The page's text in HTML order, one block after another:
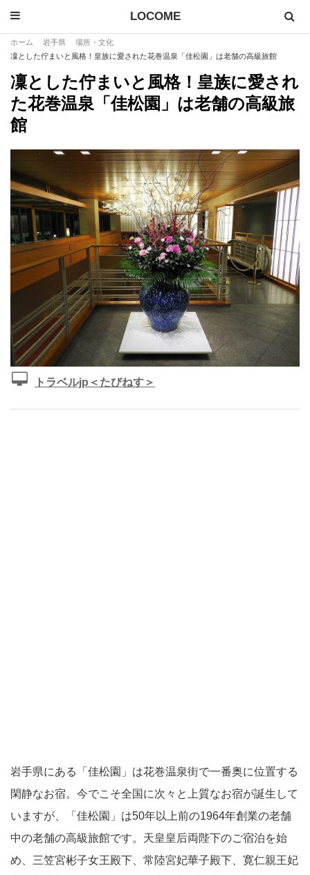
LOCOME
ホーム 岩手県
場所・文化
凜とした佇まいと風格！皇族に愛された花巻温泉「佳松園」は老舗の高級旅館
凜とした佇まいと風格！皇族に愛され
た花巻温泉「佳松園」は老舗の高級旅
館
トラベルjp＜たびねす＞
岩手県にある「佳松園」は花巻温泉街で一番奥に位置する
閑静なお宿。今でこそ全国に次々と上質なお宿が誕生して
いますが、「佳松園」は50年以上前の1964年創業の老舗
中の老舗の高級旅館です。天皇皇后両陛下のご宿泊を始
め、三笠宮彬子女王殿下、常陸宮妃華子殿下、寛仁親王妃